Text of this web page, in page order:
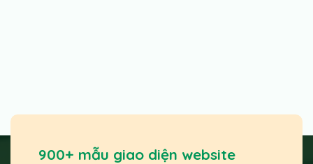
900+ mẫu giao diện website